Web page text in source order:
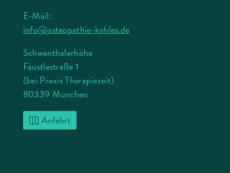
E-Mail:
info@osteopathie-kohles.de
Schwanthalerhöhe
Fäustlestraße 1
(bei Praxis Therapiezeit)
80339 München
Anfahrt